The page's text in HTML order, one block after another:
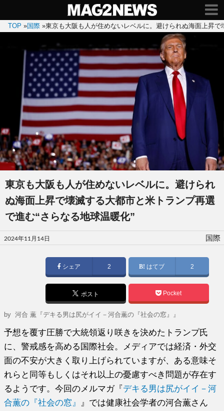
TOP »国際 »東京も大阪も人が住めないレベルに。避けられぬ海面上昇
東京も大阪も人が住めないレベルに。避けられ
ぬ海面上昇で壊滅する大都市と米トランプ再選
で進む“さらなる地球温暖化”
投
稿
2024年11月14日 国際
シェア 2 はてブ 2
ポスト Pocket
by河合 薫『デキる男は尻がイイ－河合薫の『社会の窓』』
予想を覆す圧勝で大統領返り咲きを決めたトランプ氏
に、警戒感を高める国際社会。メディアでは経済・外交
面の不安が大きく取り上げられていますが、ある意味そ
れらと同等もしくはそれ以上の憂慮すべき問題が存在す
るようです。今回のメルマガ『デキる男は尻がイイ－河
合薫の『社会の窓』
』では健康社会学者の河合薫さん